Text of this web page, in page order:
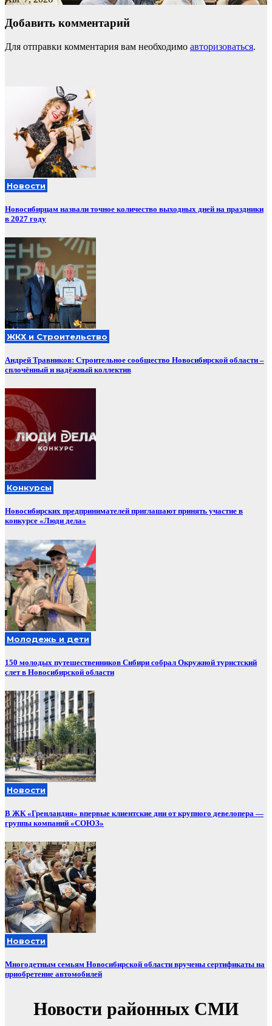
Добавить комментарий
Для отправки комментария вам необходимо авторизоваться.
Новости
Новосибирцам назвали точное количество выходных дней на праздники
в 2027 году
ЖКХ и Строительство
Андрей Травников: Строительное сообщество Новосибирской области –
сплочённый и надёжный коллектив
Конкурсы
Новосибирских предпринимателей приглашают принять участие в
конкурсе «Люди дела»
Молодежь и дети
150 молодых путешественников Сибири собрал Окружной туристский
слет в Новосибирской области
Новости
В ЖК «Гренландия» впервые клиентские дни от крупного девелопера —
группы компаний «СОЮЗ»
Новости
Многодетным семьям Новосибирской области вручены сертификаты на
приобретение автомобилей